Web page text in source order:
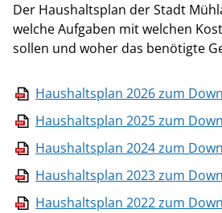
Der Haushaltsplan der Stadt
welche Aufgaben mit welchen
sollen und woher das benötigte
Haushaltsplan 2026 zum
Haushaltsplan 2025 zum
Haushaltsplan 2024 zum
Haushaltsplan 2023 zum
Haushaltsplan 2022 zum